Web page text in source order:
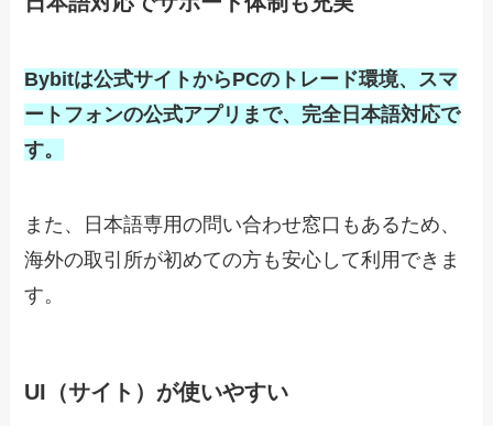
Bybitは公式サイトからPCのトレード環境、スマ
ートフォンの公式アプリまで、完全日本語対応で
す。
また、日本語専用の問い合わせ窓口もあるため、
海外の取引所が初めての方も安心して利用できま
す。
UI（サイト）が使いやすい